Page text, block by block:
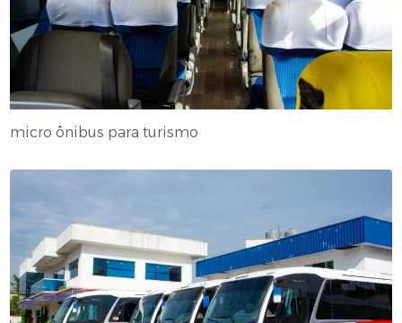
micro ônibus para turismo